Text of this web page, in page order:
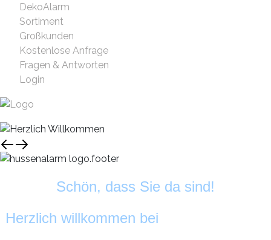
DekoAlarm
Sortiment
Großkunden
Kostenlose Anfrage
Fragen & Antworten
Login
Schön, dass Sie da sind!
Herzlich willkommen bei